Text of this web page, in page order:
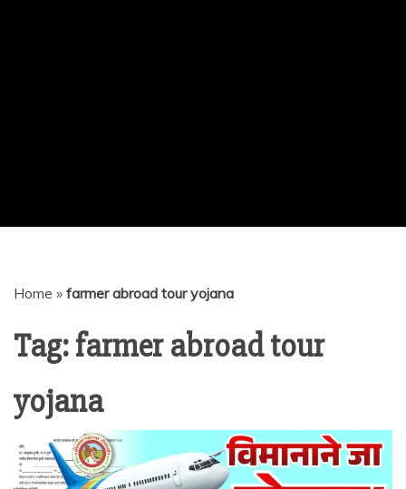
Home » farmer abroad tour yojana
Tag:farmer abroad tour
yojana